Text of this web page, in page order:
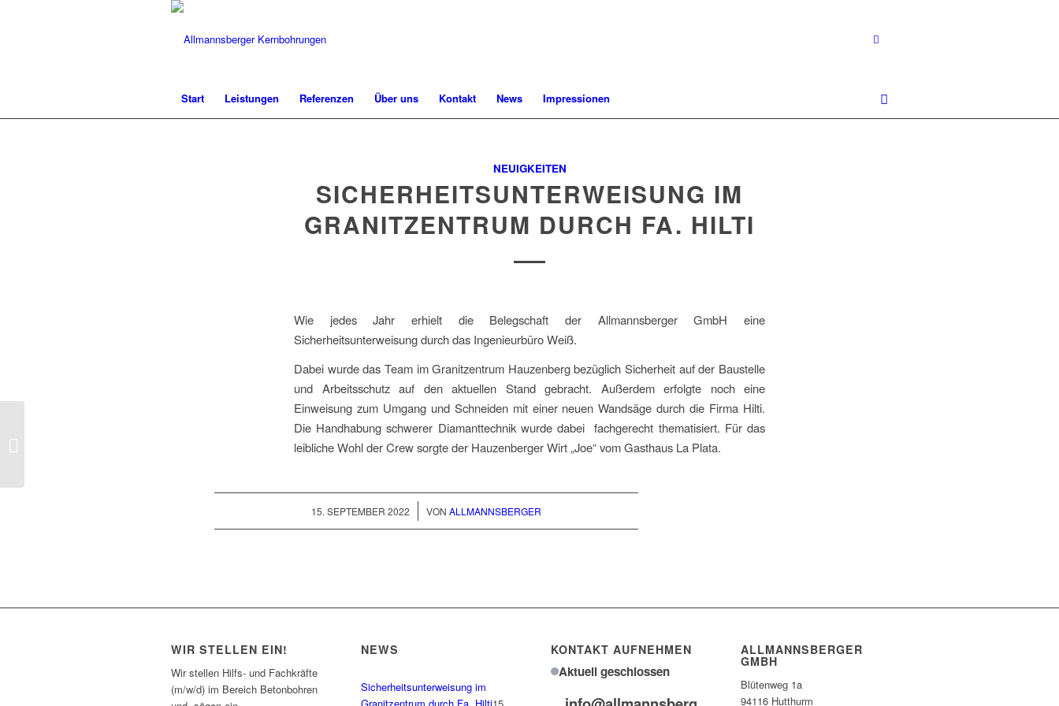
Start Leistungen Referenzen Über uns Kontakt News Impressionen
NEUIGKEITEN
SICHERHEITSUNTERWEISUNG IM
GRANITZENTRUM DURCH FA. HILTI
Wie jedes Jahr erhielt die Belegschaft der Allmannsberger GmbH eine
Sicherheitsunterweisung durch das Ingenieurbüro Weiß.
Dabei wurde das Team im Granitzentrum Hauzenberg bezüglich Sicherheit auf der Baustelle
und Arbeitsschutz auf den aktuellen Stand gebracht. Außerdem erfolgte noch eine
Einweisung zum Umgang und Schneiden mit einer neuen Wandsäge durch die Firma Hilti.
Die Handhabung schwerer Diamanttechnik wurde dabei fachgerecht thematisiert. Für das
leibliche Wohl der Crew sorgte der Hauzenberger Wirt „Joe“ vom Gasthaus La Plata.
15. SEPTEMBER 2022
/ VONALLMANNSBERGER
WIR STELLEN EIN!
Wir stellen Hilfs- und Fachkräfte
(m/w/d) im Bereich Betonbohren
NEWS
Sicherheitsunterweisung im
KONTAKT AUFNEHMEN
Aktuell geschlossen
ALLMANNSBERGER
GMBH
Blütenweg 1a
94116 Hutthurm